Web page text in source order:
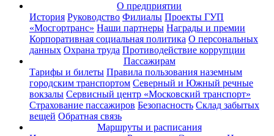
О предприятии
История Руководство Филиалы Проекты ГУП
«Мосгортранс» Наши партнеры Награды и премии
Корпоративная социальная политика О персональных
данных Охрана труда Противодействие коррупции
Пассажирам
Тарифы и билеты Правила пользования наземным
городским транспортом Северный и Южный речные
вокзалы Сервисный центр «Московский транспорт»
Страхование пассажиров Безопасность Склад забытых
вещей Обратная связь
Маршруты и расписания